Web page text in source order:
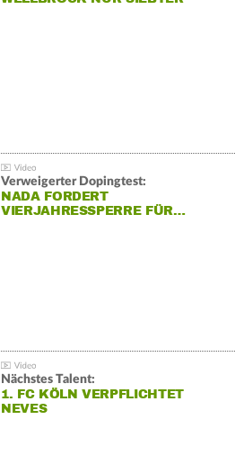
Verweigerter Dopingtest:
NADA FORDERT
VIERJAHRESSPERRE FÜR…
Nächstes Talent:
1. FC KÖLN VERPFLICHTET
NEVES